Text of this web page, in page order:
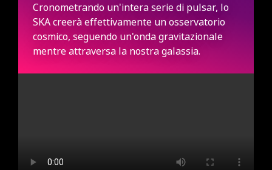
Cronometrando un'intera serie di pulsar, lo
SKA creerà effettivamente un osservatorio
cosmico, seguendo un'onda gravitazionale
mentre attraversa la nostra galassia.